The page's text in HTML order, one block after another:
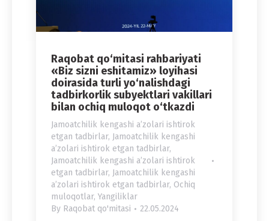
Raqobat qo‘mitasi rahbariyati
«Biz sizni eshitamiz» loyihasi
doirasida turli yo‘nalishdagi
tadbirkorlik subyektlari vakillari
bilan ochiq muloqot o‘tkazdi
Jamoatchilik kengashi aʼzolari ishtirok
etgan tadbirlar, Jamoatchilik kengashi
aʼzolari ishtirok etgan tadbirlar,
Jamoatchilik kengashi aʼzolari ishtirok
etgan tadbirlar, Jamoatchilik kengashi
aʼzolari ishtirok etgan tadbirlar, Ochiq
muloqotlar, Yangiliklar
By Raqobat qo'mitasi 22.05.2024